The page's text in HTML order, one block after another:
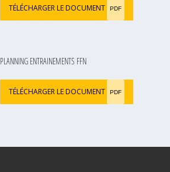
TÉLÉCHARGER LE DOCUMENT PDF
PLANNING ENTRAINEMENTS FFN
TÉLÉCHARGER LE DOCUMENT PDF